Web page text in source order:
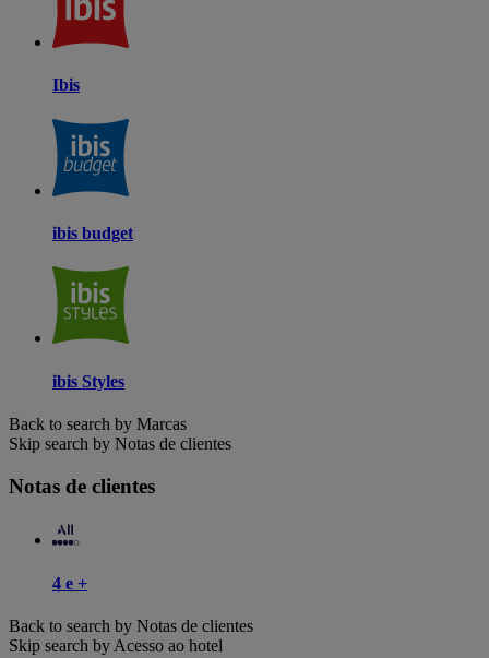
Ibis
ibis budget
ibis Styles
Back to search by Marcas
Skip search by Notas de clientes
Notas de clientes
4 e +
Back to search by Notas de clientes
Skip search by Acesso ao hotel